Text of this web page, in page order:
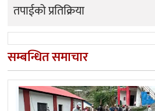
तपाईको प्रतिक्रिया
सम्बन्धित समाचार